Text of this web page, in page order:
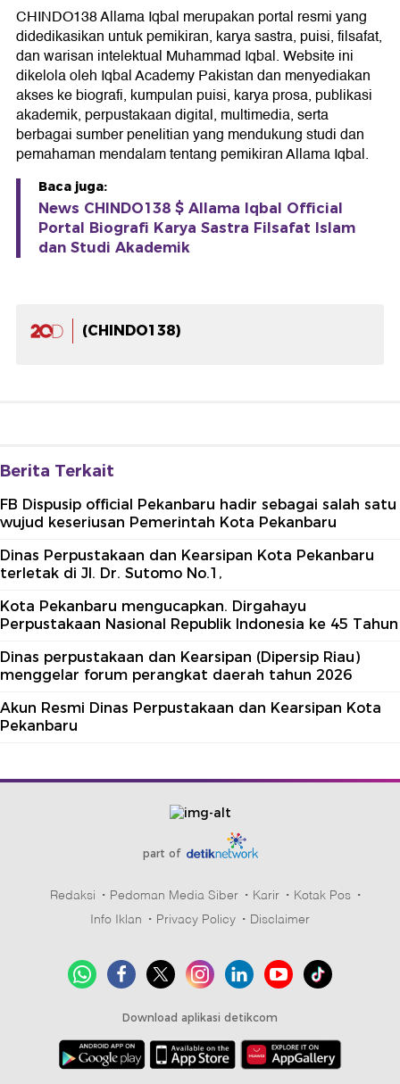
CHINDO138 Allama Iqbal merupakan portal resmi yang
didedikasikan untuk pemikiran, karya sastra, puisi, filsafat,
dan warisan intelektual Muhammad Iqbal. Website ini
dikelola oleh Iqbal Academy Pakistan dan menyediakan
akses ke biografi, kumpulan puisi, karya prosa, publikasi
akademik, perpustakaan digital, multimedia, serta
berbagai sumber penelitian yang mendukung studi dan
pemahaman mendalam tentang pemikiran Allama Iqbal.
Baca juga:
News CHINDO138 $ Allama Iqbal Official
Portal Biografi Karya Sastra Filsafat Islam
dan Studi Akademik
(CHINDO138)
Berita Terkait
FB Dispusip official Pekanbaru hadir sebagai salah satu
wujud keseriusan Pemerintah Kota Pekanbaru
Dinas Perpustakaan dan Kearsipan Kota Pekanbaru
terletak di Jl. Dr. Sutomo No.1,
Kota Pekanbaru mengucapkan. Dirgahayu
Perpustakaan Nasional Republik Indonesia ke 45 Tahun
Dinas perpustakaan dan Kearsipan (Dipersip Riau)
menggelar forum perangkat daerah tahun 2026
Akun Resmi Dinas Perpustakaan dan Kearsipan Kota
Pekanbaru
part of
Redaksi Pedoman Media Siber Karir
Kotak Pos
Info Iklan
Privacy Policy Disclaimer
Download aplikasi detikcom